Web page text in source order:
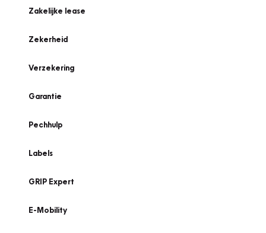
Zakelijke lease
Zekerheid
Verzekering
Garantie
Pechhulp
Labels
GRIP Expert
E-Mobility